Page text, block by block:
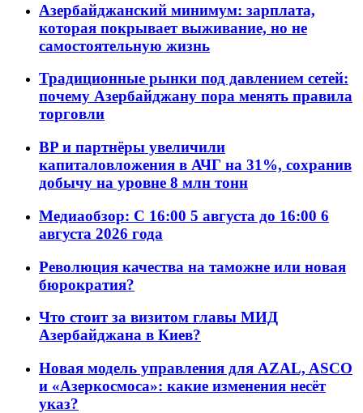
Азербайджанский минимум: зарплата,
которая покрывает выживание, но не
самостоятельную жизнь
Традиционные рынки под давлением сетей:
почему Азербайджану пора менять правила
торговли
BP и партнёры увеличили
капиталовложения в АЧГ на 31%, сохранив
добычу на уровне 8 млн тонн
Медиаобзор: С 16:00 5 августа до 16:00 6
августа 2026 года
Революция качества на таможне или новая
бюрократия?
Что стоит за визитом главы МИД
Азербайджана в Киев?
Новая модель управления для AZAL, ASCO
и «Азеркосмоса»: какие изменения несёт
указ?